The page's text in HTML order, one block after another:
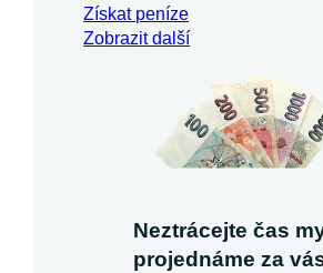
Získatpeníze
Zobrazit další
Neztrácejte čas
projednáme za